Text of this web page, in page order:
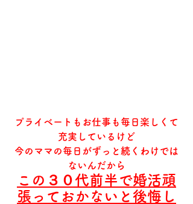
プライベートもお仕事も毎日楽しくて
充実しているけど
今のママの毎日がずっと続くわけでは
ないんだから
この３０代前半で婚活頑
張っておかないと後悔し